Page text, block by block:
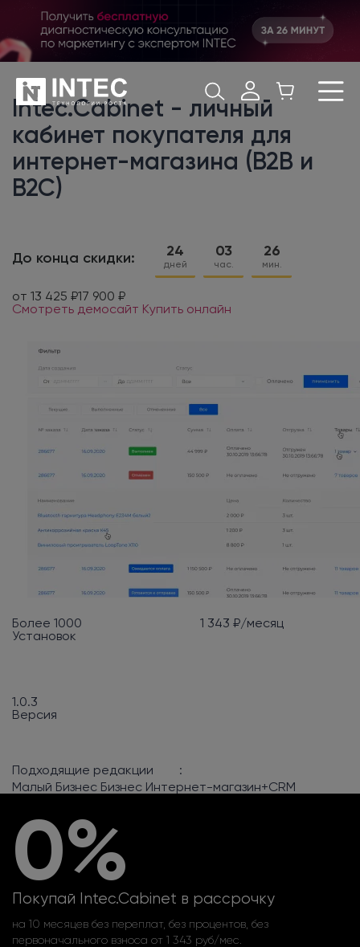
Intec.Cabinet - личный
кабинет покупателя для
интернет-магазина (B2B и
B2C)
До конца скидки: 24
дней
03
час.
26
мин.
от 13 425 ₽17 900 ₽
Смотреть демосайт Купить онлайн
Более 1000
Установок
1 343 ₽/месяц
1.0.3
Версия
Подходящие редакции
:
Малый Бизнес Бизнес Интернет-магазин+CRM
0%
Покупай Intec.Cabinet в рассрочку
на 10 месяцев без переплат, без процентов, без
первоначального взноса от 1 343 руб/мес.